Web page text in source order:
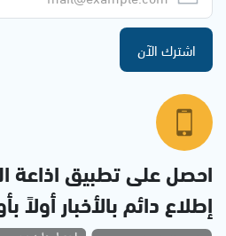
اشترك الآن
احصل على تطبيق
إطلاع دائم بالأخبار أولاً